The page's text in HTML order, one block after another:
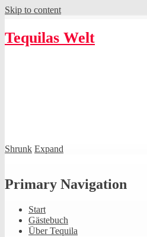
Skip to content
Tequilas Welt
Shrunk Expand
Primary Navigation
Start
Gästebuch
Über Tequila